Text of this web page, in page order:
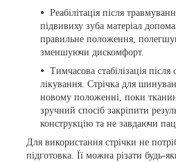
Реабілітація після
підвивиху зуба матеріал
правильне положення,
зменшуючи дискомфорт.
Тимчасова стабілізація
лікування. Стрічка для
новому положенні, поки
зручний спосіб закріпити
конструкцію та не завдаючи
Для використання стрічки не
підготовка. Її можна різати будь-